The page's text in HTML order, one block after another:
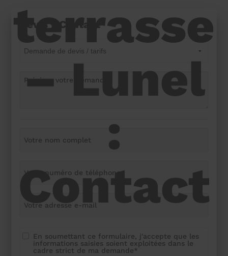
terrasse
– Lunel
:
Contact
Devis / Contact
En soumettant ce formulaire, j'accepte que les
informations saisies soient exploitées dans le
cadre strict de ma demande*